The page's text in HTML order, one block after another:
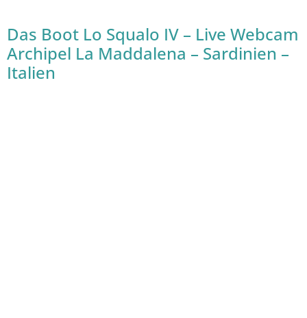
Das Boot Lo Squalo IV – Live Webcam
Archipel La Maddalena – Sardinien –
Italien